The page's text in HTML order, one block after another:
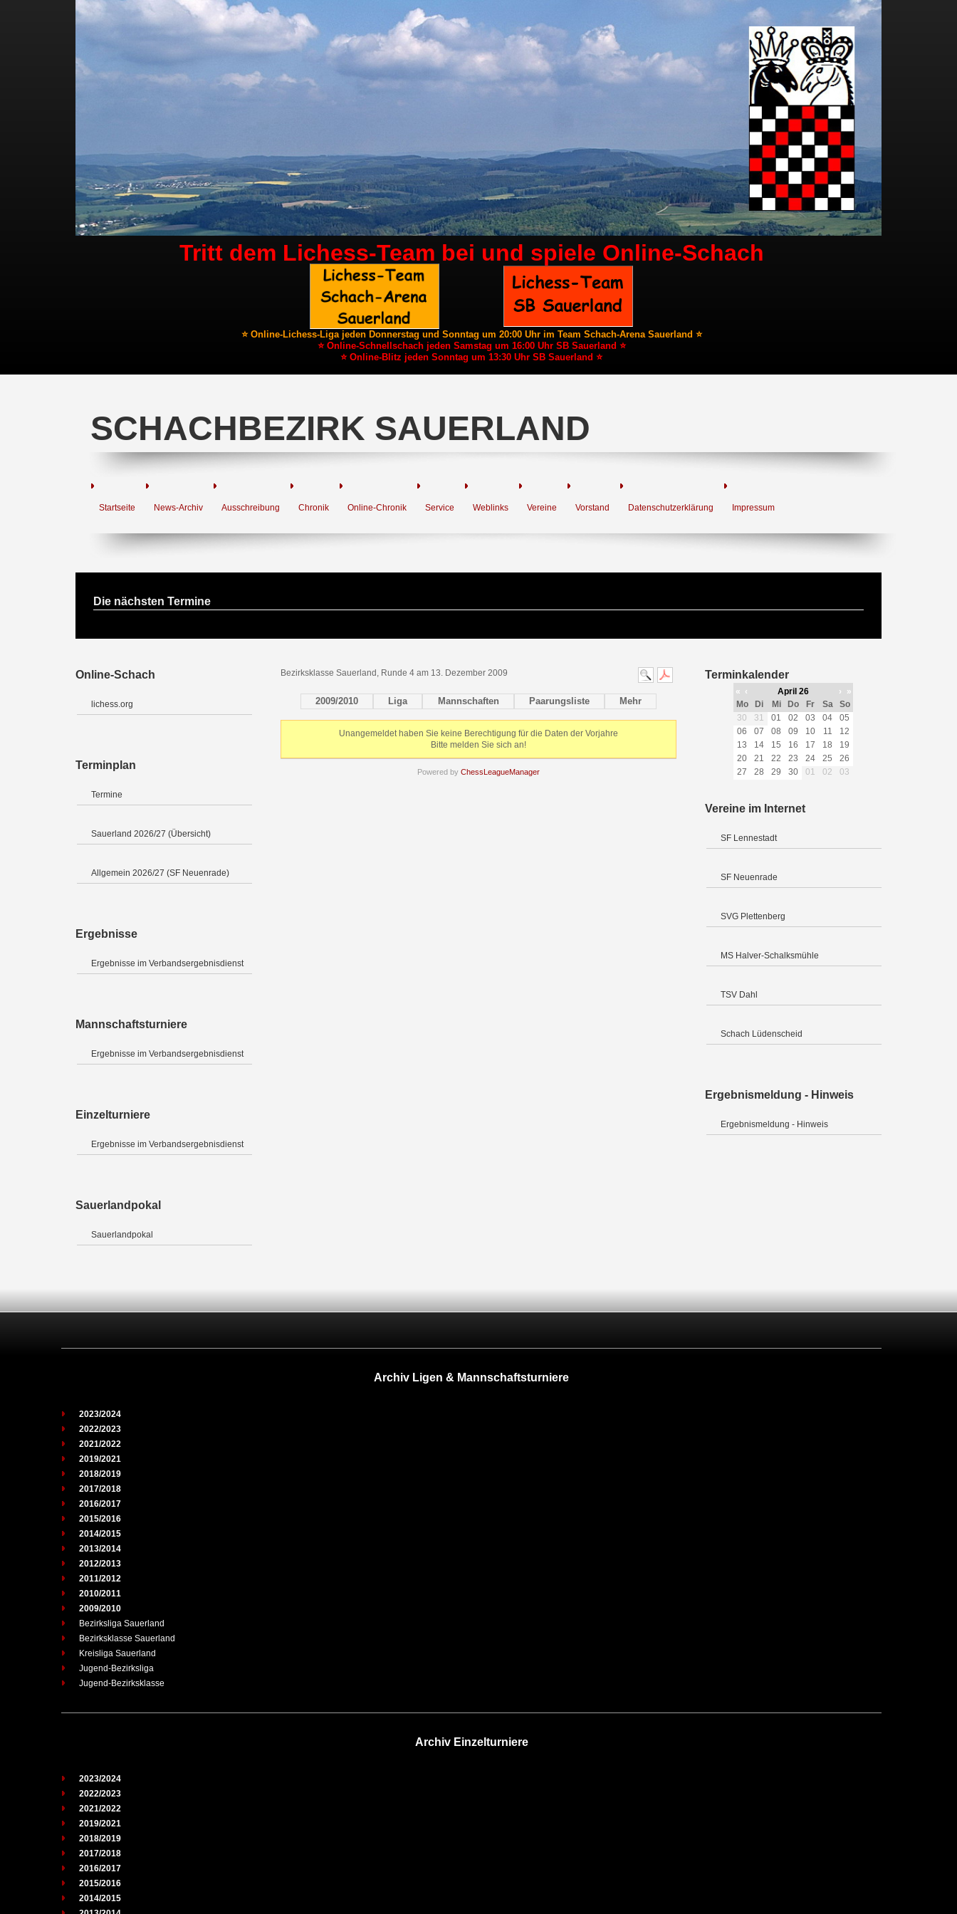
Tritt dem Lichess-Team bei und spiele Online-Schach
⭐ Online-Lichess-Liga jeden Donnerstag und Sonntag um 20:00 Uhr im Team Schach-Arena Sauerland ⭐
⭐ Online-Schnellschach jeden Samstag um 16:00 Uhr SB Sauerland ⭐
⭐ Online-Blitz jeden Sonntag um 13:30 Uhr SB Sauerland ⭐
SCHACHBEZIRK SAUERLAND
Startseite News-Archiv Ausschreibung Chronik Online-Chronik Service Weblinks Vereine Vorstand Datenschutzerklärung Impressum
Die nächsten Termine
Online-Schach
lichess.org
Terminplan
Termine
Sauerland 2026/27 (Übersicht)
Allgemein 2026/27 (SF Neuenrade)
Ergebnisse
Ergebnisse im Verbandsergebnisdienst
Mannschaftsturniere
Ergebnisse im Verbandsergebnisdienst
Einzelturniere
Ergebnisse im Verbandsergebnisdienst
Sauerlandpokal
Sauerlandpokal
Bezirksklasse Sauerland, Runde 4 am 13. Dezember 2009
2009/2010 Liga Mannschaften Paarungsliste Mehr
Unangemeldet haben Sie keine Berechtigung für die Daten der Vorjahre
Bitte melden Sie sich an!
Powered by ChessLeagueManager
Terminkalender
« ‹ April 26 ›
»
Mo
Di Mi Do Fr Sa
So
30
31 01 02 03 04
05
06
07 08 09 10 11
12
13
14 15 16 17 18
19
20
21 22 23 24 25
26
27
28 29 30 01 02 03
Vereine im Internet
SF Lennestadt
SF Neuenrade
SVG Plettenberg
MS Halver-Schalksmühle
TSV Dahl
Schach Lüdenscheid
Ergebnismeldung - Hinweis
Ergebnismeldung - Hinweis
Archiv Ligen & Mannschaftsturniere
2023/2024
2022/2023
2021/2022
2019/2021
2018/2019
2017/2018
2016/2017
2015/2016
2014/2015
2013/2014
2012/2013
2011/2012
2010/2011
2009/2010
Bezirksliga Sauerland
Bezirksklasse Sauerland
Kreisliga Sauerland
Jugend-Bezirksliga
Jugend-Bezirksklasse
Archiv Einzelturniere
2023/2024
2022/2023
2021/2022
2019/2021
2018/2019
2017/2018
2016/2017
2015/2016
2014/2015